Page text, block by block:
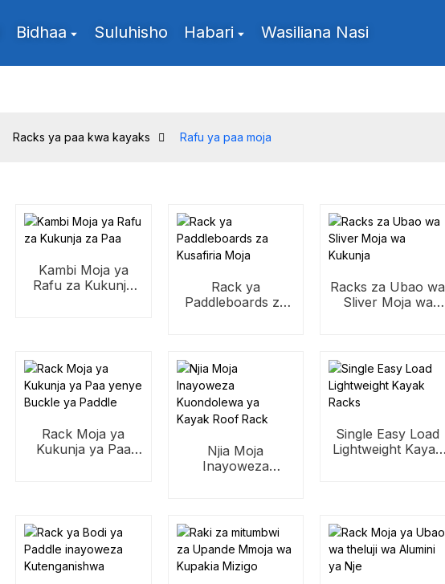
Bidhaa Suluhisho Habari Wasiliana Nasi
Racks ya paa kwa kayaks Rafu ya paa moja
Kambi Moja ya
Rafu za Kukunja
Rack ya
Paddleboards za
Racks za Ubao wa
Sliver Moja wa
Rack Moja ya
Kukunja ya Paa
Njia Moja
Inayoweza
Single Easy Load
Lightweight Kayak